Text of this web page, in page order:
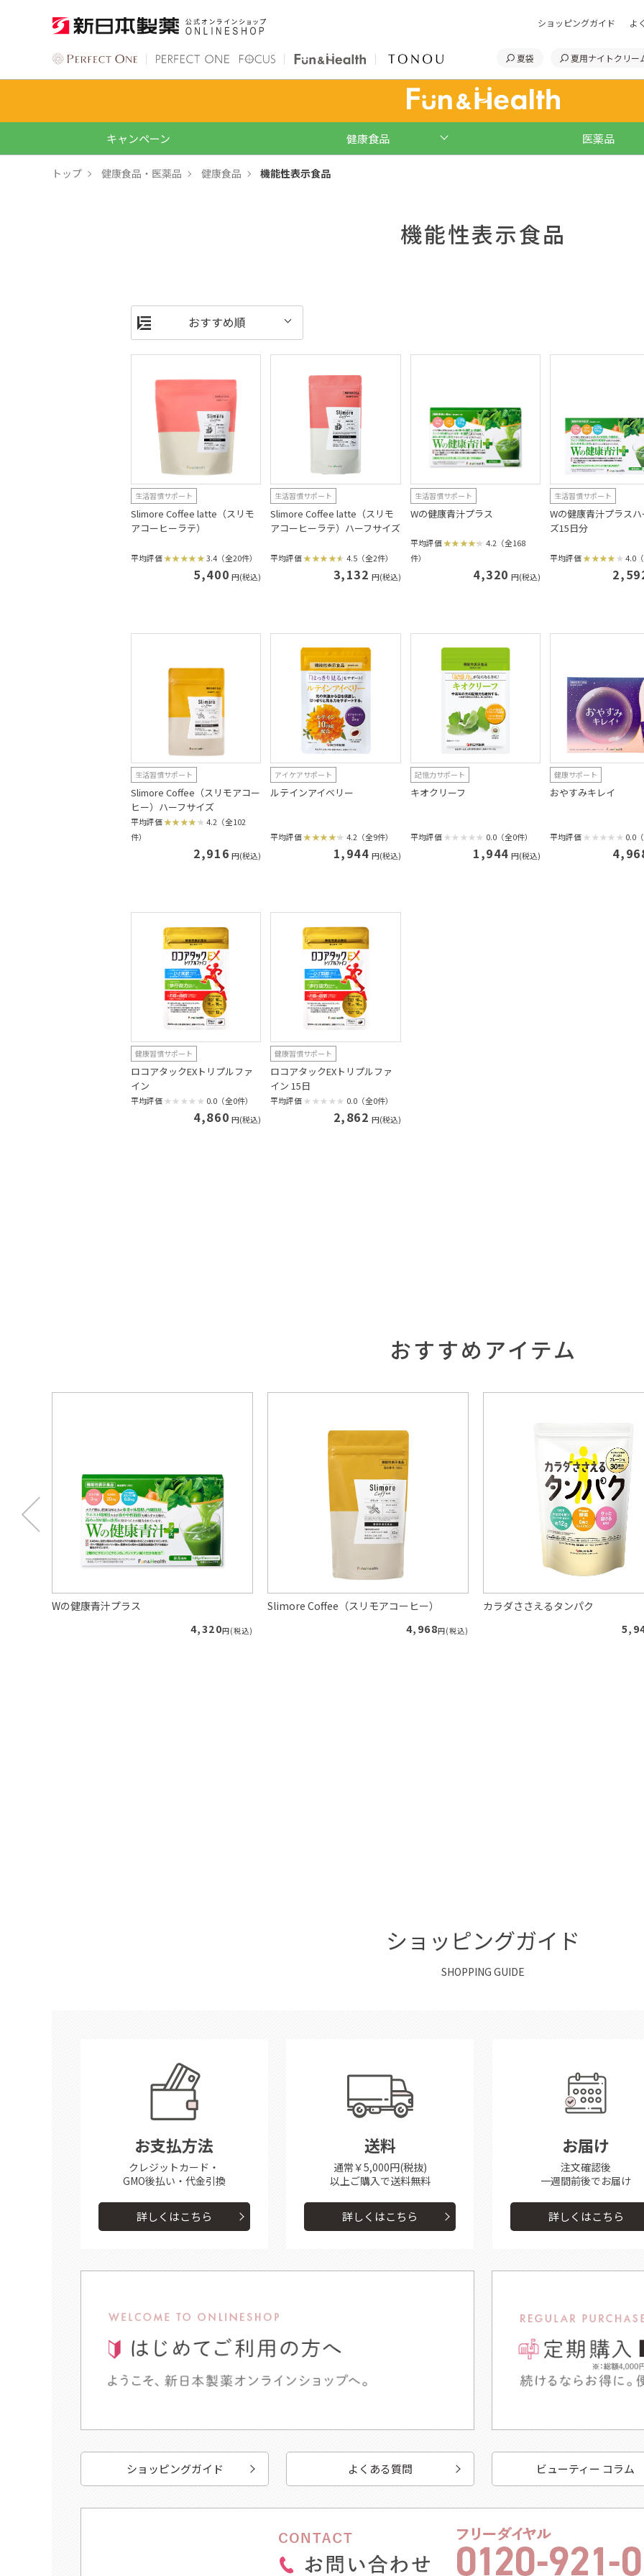
ショッピングガイド よ
夏袋 夏用ナイトクリー
キャンペーン 健康食品 医薬品
トップ 健康食品・医薬品 健康食品 機能性表示食品
機能性表示食品
生活習慣サポート
Slimore Coffee latte（スリモ
アコーヒーラテ）
平均評価 3.4（全20件）
5,400 円(税込)
生活習慣サポート
Slimore Coffee latte（スリモ
アコーヒーラテ）ハーフサイズ
平均評価 4.5（全2件）
3,132 円(税込)
生活習慣サポート
Wの健康青汁プラス
平均評価
4.2（全168
件）
4,320 円(税込)
生活習慣サポート
Wの健康青汁プラス
ズ15日分
平均評価 4.0
生活習慣サポート
Slimore Coffee（スリモアコー
ヒー）ハーフサイズ
平均評価
4.2（全102
件）
2,916 円(税込)
アイケアサポート
ルテインアイベリー
平均評価 4.2（全9件）
1,944 円(税込)
記憶力サポート
キオクリーフ
平均評価 0.0（全0件）
1,944 円(税込)
健康サポート
おやすみキレイ
平均評価 0.0
健康習慣サポート
ロコアタックEXトリプルファ
イン
平均評価 0.0（全0件）
4,860 円(税込)
健康習慣サポート
ロコアタックEXトリプルファ
イン 15日
平均評価 0.0（全0件）
2,862 円(税込)
おすすめアイテム
Wの健康青汁プラス
4,320円(税込)
Slimore Coffee（スリモアコーヒー）
4,968円(税込)
カラダささえるタンパク
ショッピングガイド
SHOPPING GUIDE
お支払方法
クレジットカード・
GMO後払い・代金引換
詳しくはこちら
送料
通常￥5,000円(税抜)
以上ご購入で送料無料
詳しくはこちら
お届け
注文確認後
一週間前後でお届け
詳しくはこちら
ショッピングガイド よくある質問 ビューティー コラム